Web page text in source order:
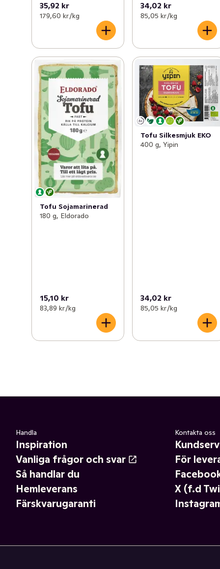
35,92 kr
179,60 kr /kg
34,02 kr
85,05 kr /kg
Tofu Sojamarinerad
180 g, Eldorado
15,10 kr
83,89 kr /kg
Tofu Silkesmjuk EKO
400 g, Yipin
34,02 kr
85,05 kr /kg
Handla
Inspiration
Vanliga frågor och svar
Så handlar du
Hemleverans
Färskvarugaranti
Kontakta oss
För
X (f.d